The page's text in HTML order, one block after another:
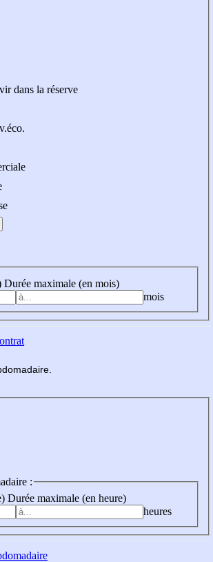
dans la réserve
Durée maximale (en mois)
mois
madaire
:
Durée maximale (en heure)
heures